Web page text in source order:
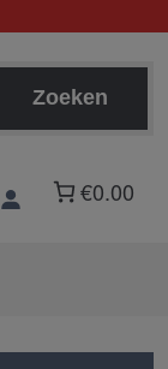
Zoeken
€0.00